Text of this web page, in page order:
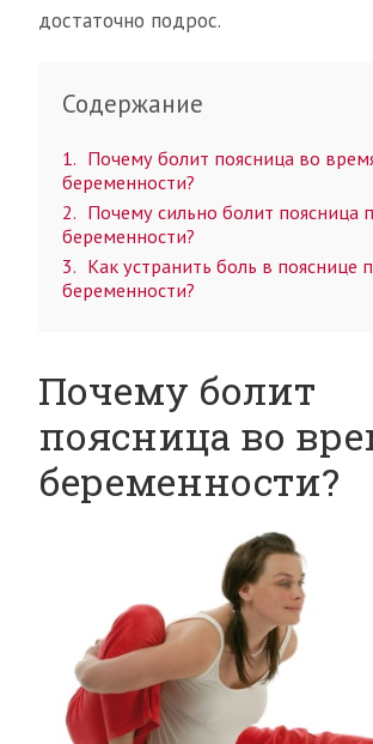
достаточно подрос.
Содержание
1
Почему болит поясница во
беременности?
2
Почему сильно болит поясница
беременности?
3
Как устранить боль в пояснице
беременности?
Почему болит
поясница во
беременности?